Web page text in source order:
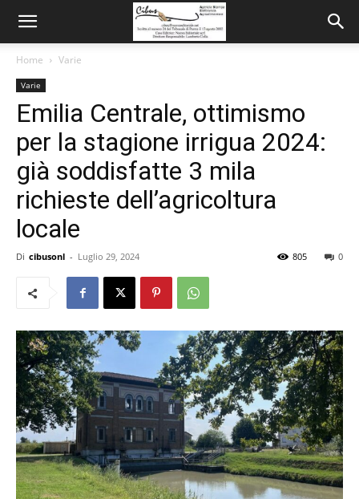
Home Varie
Varie
Emilia Centrale, ottimismo
per la stagione irrigua 2024:
già soddisfatte 3 mila
richieste dell’agricoltura
locale
Di cibusonl - Luglio 29, 2024 0
805